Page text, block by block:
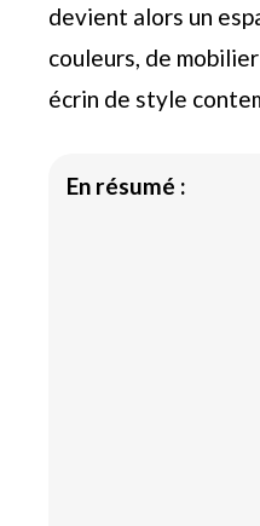
devient alors un
couleurs, de
écrin de style
En résumé :